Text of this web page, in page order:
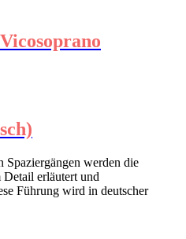
Spaziergängen werden die
erläutert und
Führung wird in deutscher